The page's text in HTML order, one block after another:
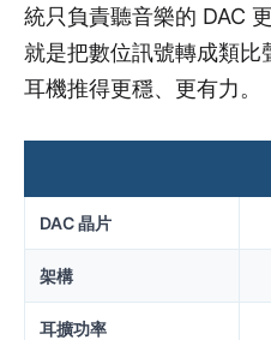
統只負責聽音樂的 DAC
就是把數位訊號轉成類
耳機推得更穩、更有力。
DAC 晶片
架構
耳擴功率